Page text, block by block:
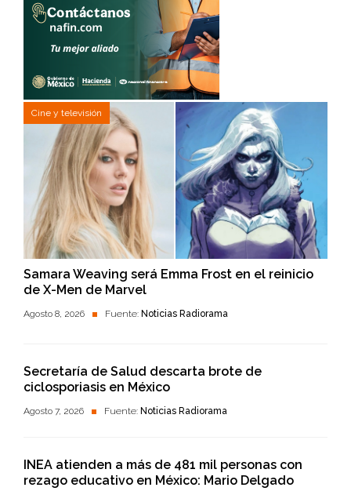
Cine y televisión
Samara Weaving será Emma Frost en el reinicio
de X-Men de Marvel
Agosto 8, 2026 Fuente: Noticias Radiorama
Secretaría de Salud descarta brote de
ciclosporiasis en México
Agosto 7, 2026 Fuente: Noticias Radiorama
INEA atienden a más de 481 mil personas con
rezago educativo en México: Mario Delgado